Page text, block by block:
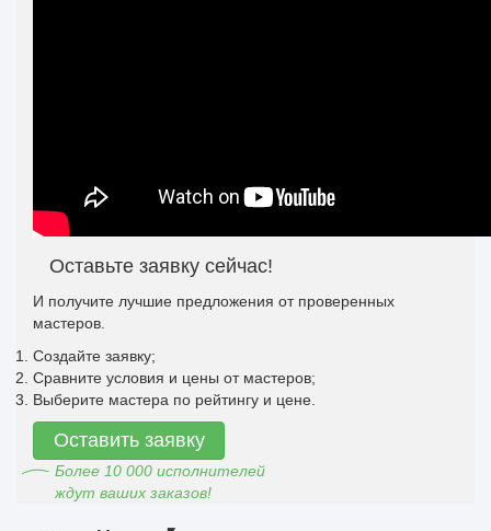
Оставьте заявку сейчас!
И получите лучшие предложения от проверенных
мастеров.
Создайте заявку;
Сравните условия и цены от мастеров;
Выберите мастера по рейтингу и цене.
Оставить заявку
Более 10 000 исполнителей
ждут ваших заказов!